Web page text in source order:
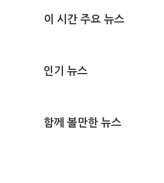
이 시간 주요 뉴스
인기 뉴스
함께 볼만한 뉴스